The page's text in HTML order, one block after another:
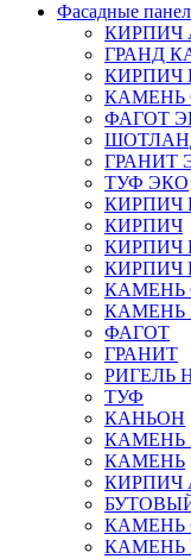
Фасадные
КИРПИЧ
ГРАНД
КИРПИЧ
КАМЕНЬ
ФАГОТ
ГРАНИТ
ТУФ ЭКО
КИРПИЧ
КИРПИЧ
КИРПИЧ
КИРПИЧ
КАМЕНЬ
КАМЕНЬ
ФАГОТ
ГРАНИТ
РИГЕЛЬ
ТУФ
КАНЬОН
КАМЕНЬ
КАМЕНЬ
КИРПИЧ
КАМЕНЬ
КАМЕНЬ